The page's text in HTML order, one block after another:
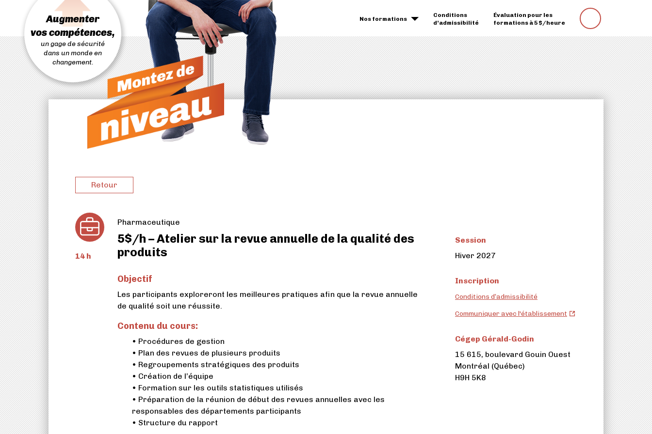
CONTENU
Nos formations
Conditions
d’admissibilité
Évaluation pour les
formations à 5 $/heure
Rechercher
une
formation
Augmenter
vos compétences,
un gage de sécurité
dans un monde en
changement.
Retour
14 h
Pharmaceutique
5$/h – Atelier sur la revue annuelle de la qualité des
produits
Objectif
Les participants exploreront les meilleures pratiques afin que la revue annuelle
de qualité soit une réussite.
Contenu du cours:
• Procédures de gestion
• Plan des revues de plusieurs produits
• Regroupements stratégiques des produits
• Création de l’équipe
• Formation sur les outils statistiques utilisés
• Préparation de la réunion de début des revues annuelles avec les
responsables des départements participants
• Structure du rapport
Session
Hiver 2027
Inscription
Conditions d’admissibilité
Communiquer avec l'établissement Cégep
dans
Cégep Gérald-Godin
15 615, boulevard Gouin Ouest
Montréal (Québec)
H9H 5K8